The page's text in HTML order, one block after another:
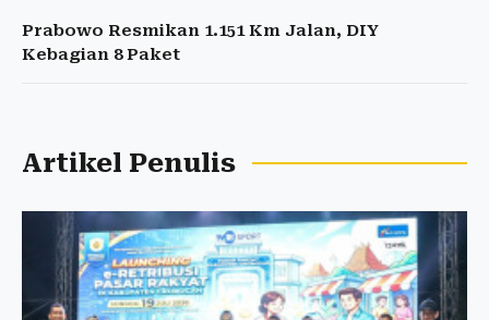
Prabowo Resmikan 1.151 Km Jalan, DIY
Kebagian 8 Paket
Artikel Penulis